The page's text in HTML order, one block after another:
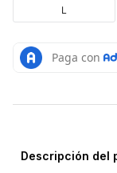
L
Descripción del